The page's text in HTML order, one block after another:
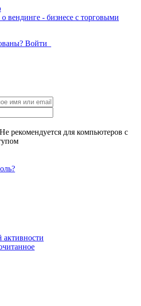
Войти
Не рекомендуется для компьютеров с